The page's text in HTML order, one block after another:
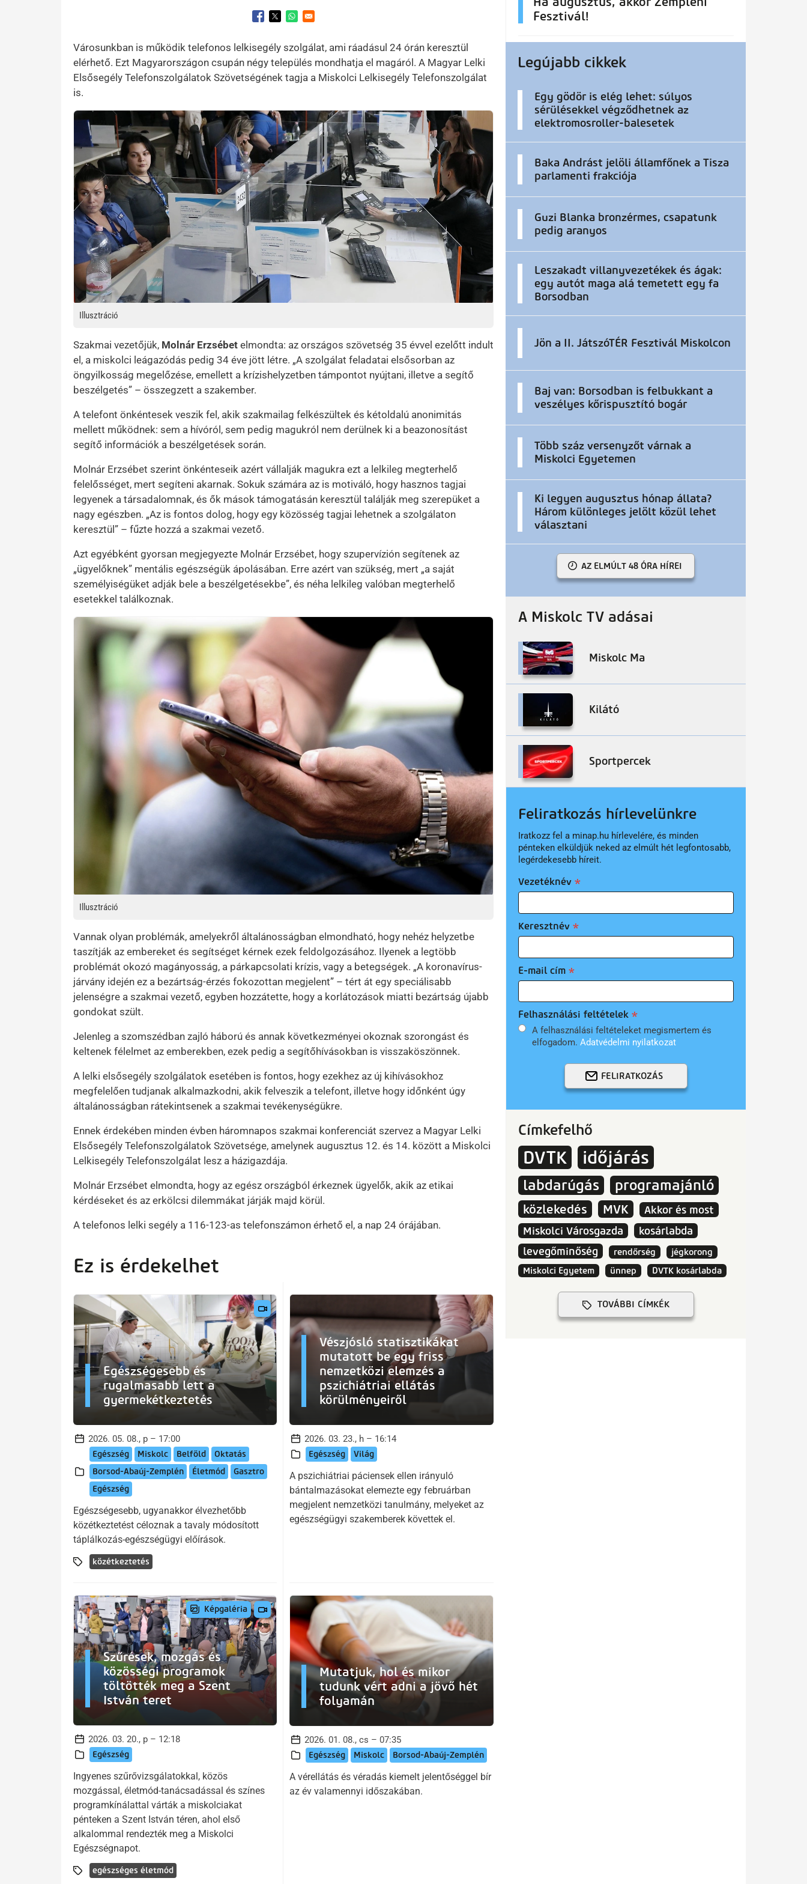
Opens in a new window
Opens in a new window
Opens in a new window
Városunkban is működik telefonos lelkisegély szolgálat, ami ráadásul 24 órán keresztül
elérhető. Ezt Magyarországon csupán négy település mondhatja el magáról. A Magyar Lelki
Elsősegély Telefonszolgálatok Szövetségének tagja a Miskolci Lelkisegély Telefonszolgálat
is.
Kép
Illusztráció
Szakmai vezetőjük, Molnár Erzsébet elmondta: az országos szövetség 35 évvel ezelőtt indult
el, a miskolci leágazódás pedig 34 éve jött létre. „A szolgálat feladatai elsősorban az
öngyilkosság megelőzése, emellett a krízishelyzetben támpontot nyújtani, illetve a segítő
beszélgetés” – összegzett a szakember.
A telefont önkéntesek veszik fel, akik szakmailag felkészültek és kétoldalú anonimitás
mellett működnek: sem a hívóról, sem pedig magukról nem derülnek ki a beazonosítást
segítő információk a beszélgetések során.
Molnár Erzsébet szerint önkénteseik azért vállalják magukra ezt a lelkileg megterhelő
felelősséget, mert segíteni akarnak. Sokuk számára az is motiváló, hogy hasznos tagjai
legyenek a társadalomnak, és ők mások támogatásán keresztül találják meg szerepüket a
nagy egészben. „Az is fontos dolog, hogy egy közösség tagjai lehetnek a szolgálaton
keresztül” – fűzte hozzá a szakmai vezető.
Azt egyébként gyorsan megjegyezte Molnár Erzsébet, hogy szupervízión segítenek az
„ügyelőknek” mentális egészségük ápolásában. Erre azért van szükség, mert „a saját
személyiségüket adják bele a beszélgetésekbe”, és néha lelkileg valóban megterhelő
esetekkel találkoznak.
Kép
Illusztráció
Vannak olyan problémák, amelyekről általánosságban elmondható, hogy nehéz helyzetbe
taszítják az embereket és segítséget kérnek ezek feldolgozásához. Ilyenek a legtöbb
problémát okozó magányosság, a párkapcsolati krízis, vagy a betegségek. „A koronavírus-
járvány idején ez a bezártság-érzés fokozottan megjelent” – tért át egy speciálisabb
jelenségre a szakmai vezető, egyben hozzátette, hogy a korlátozások miatti bezártság újabb
gondokat szült.
Jelenleg a szomszédban zajló háború és annak következményei okoznak szorongást és
keltenek félelmet az emberekben, ezek pedig a segítőhívásokban is visszaköszönnek.
A lelki elsősegély szolgálatok esetében is fontos, hogy ezekhez az új kihívásokhoz
megfelelően tudjanak alkalmazkodni, akik felveszik a telefont, illetve hogy időnként úgy
általánosságban rátekintsenek a szakmai tevékenységükre.
Ennek érdekében minden évben háromnapos szakmai konferenciát szervez a Magyar Lelki
Elsősegély Telefonszolgálatok Szövetsége, amelynek augusztus 12. és 14. között a Miskolci
Lelkisegély Telefonszolgálat lesz a házigazdája.
Molnár Erzsébet elmondta, hogy az egész országból érkeznek ügyelők, akik az etikai
kérdéseket és az erkölcsi dilemmákat járják majd körül.
A telefonos lelki segély a 116-123-as telefonszámon érhető el, a nap 24 órájában.
Ez is érdekelhet
Egészségesebb és
rugalmasabb lett a
gyermekétkeztetés
2026. 05. 08., p – 17:00
Egészség Miskolc Belföld
Oktatás
Borsod-Abaúj-Zemplén
Életmód
Gasztro
Egészség
Egészségesebb, ugyanakkor élvezhetőbb
közétkeztetést céloznak a tavaly módosított
táplálkozás-egészségügyi előírások.
közétkeztetés
Vészjósló statisztikákat
mutatott be egy friss
nemzetközi elemzés a
pszichiátriai ellátás
körülményeiről
2026. 03. 23., h – 16:14
Egészség Világ
A pszichiátriai páciensek ellen irányuló
bántalmazásokat elemezte egy februárban
megjelent nemzetközi tanulmány, melyeket az
egészségügyi szakemberek követtek el.
Képgaléria
Szűrések, mozgás és
közösségi programok
töltötték meg a Szent
István teret
2026. 03. 20., p – 12:18
Egészség
Ingyenes szűrővizsgálatokkal, közös
mozgással, életmód-tanácsadással és színes
programkínálattal várták a miskolciakat
pénteken a Szent István téren, ahol első
alkalommal rendezték meg a Miskolci
Egészségnapot.
egészséges életmód
Mutatjuk, hol és mikor
tudunk vért adni a jövő hét
folyamán
2026. 01. 08., cs – 07:35
Egészség Miskolc Borsod-Abaúj-Zemplén
A vérellátás és véradás kiemelt jelentőséggel bír
az év valamennyi időszakában.
Fesztivál!
Legújabb cikkek
Egy gödör is elég lehet: súlyos
sérülésekkel végződhetnek az
elektromosroller-balesetek
Baka Andrást jelöli államfőnek a Tisza
parlamenti frakciója
Guzi Blanka bronzérmes, csapatunk
pedig aranyos
Leszakadt villanyvezetékek és ágak:
egy autót maga alá temetett egy fa
Borsodban
Jön a II. JátszóTÉR Fesztivál Miskolcon
Baj van: Borsodban is felbukkant a
veszélyes kőrispusztító bogár
Több száz versenyzőt várnak a
Miskolci Egyetemen
Ki legyen augusztus hónap állata?
Három különleges jelölt közül lehet
választani
AZ ELMÚLT 48 ÓRA HÍREI
A Miskolc TV adásai
Miskolc Ma
Kilátó
Sportpercek
Feliratkozás hírlevelünkre
Iratkozz fel a minap.hu hírlevelére, és minden
pénteken elküldjük neked az elmúlt hét legfontosabb,
legérdekesebb híreit.
Vezetéknév
Keresztnév
E-mail cím
Felhasználási feltételek
A felhasználási feltételeket megismertem és
elfogadom. Adatvédelmi nyilatkozat
FELIRATKOZÁS
Címkefelhő
DVTK időjárás
labdarúgás programajánló
közlekedés MVK
Akkor és most
Miskolci Városgazda
kosárlabda
levegőminőség
rendőrség
jégkorong
Miskolci Egyetem
ünnep DVTK kosárlabda
TOVÁBBI CÍMKÉK